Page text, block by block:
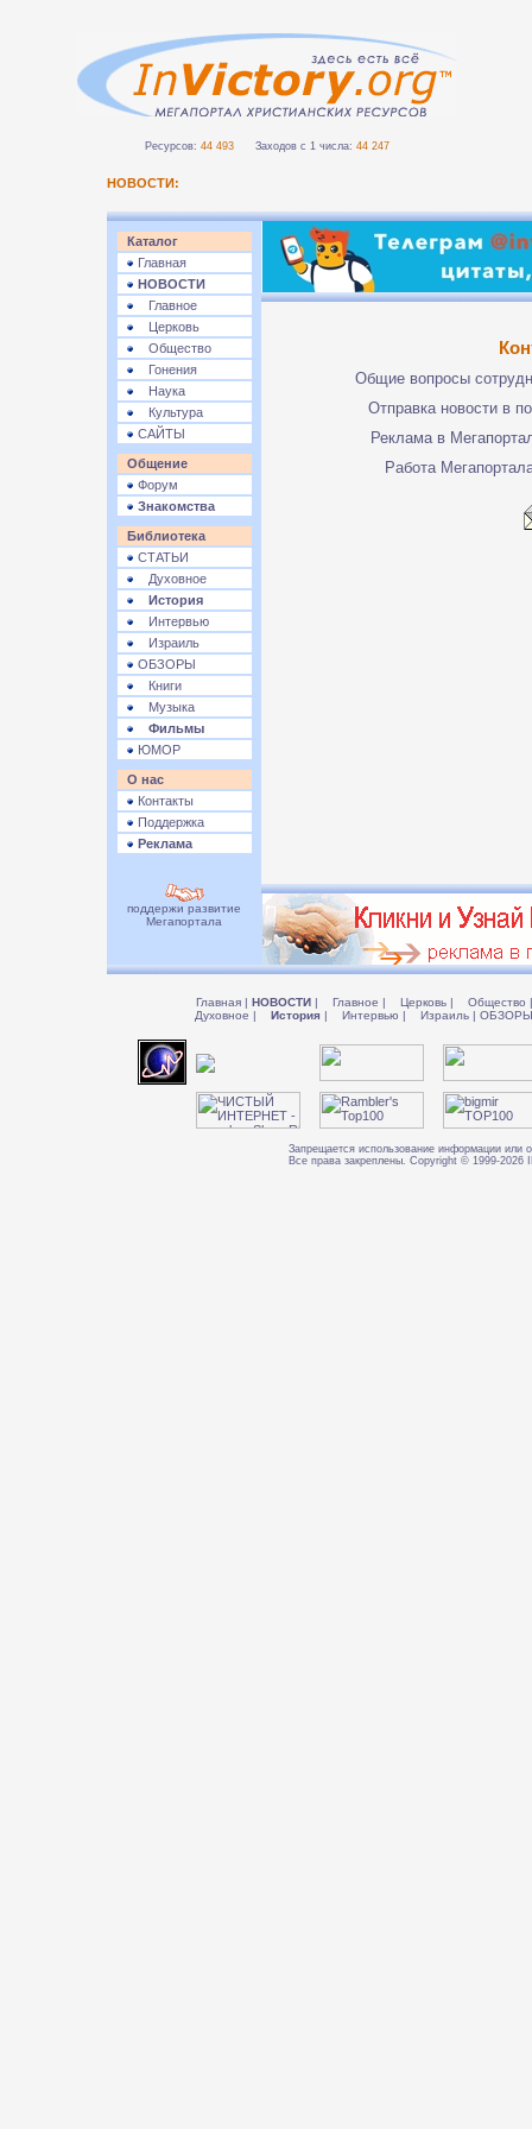
Ресурсов: 44 493 Заходов с 1 числа: 44 247
НОВОСТИ:
Каталог
Главная
НОВОСТИ
Главное
Церковь
Общество
Гонения
Наука
Культура
САЙТЫ
Общение
Форум
Знакомства
Библиотека
СТАТЬИ
Духовное
История
Интервью
Израиль
ОБЗОРЫ
Книги
Музыка
Фильмы
ЮМОР
О нас
Контакты
Поддержка
Реклама
Общие вопросы
Отправка новости в
Реклама в
Работа
поддержи развитие
Мегапортала
Главная | НОВОСТИ | Главное | Церковь | Общество |
Духовное | История | Интервью | Израиль |
Запрещается использование информации или
Все права закреплены. Copyright © 1999-